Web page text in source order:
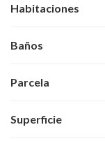
Habitaciones
Baños
Parcela
Superficie